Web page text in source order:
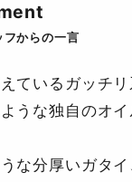
ているガッチ
うな独自のオ
な分厚いガタ